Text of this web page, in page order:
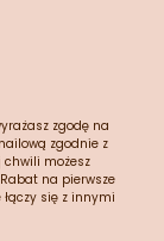
zgodę na
zgodnie z
chwili możesz
na pierwsze
się z innymi